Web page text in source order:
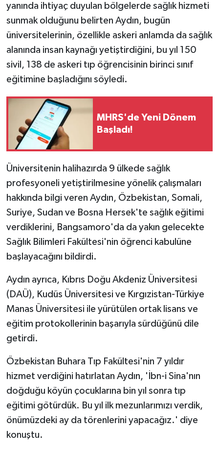
yanında ihtiyaç duyulan bölgelerde sağlık hizmeti
sunmak olduğunu belirten Aydın, bugün
üniversitelerinin, özellikle askeri anlamda da sağlık
alanında insan kaynağı yetiştirdiğini, bu yıl 150
sivil, 138 de askeri tıp öğrencisinin birinci sınıf
eğitimine başladığını söyledi.
MHRS'de Yeni Dönem
Başladı!
Üniversitenin halihazırda 9 ülkede sağlık
profesyoneli yetiştirilmesine yönelik çalışmaları
hakkında bilgi veren Aydın, Özbekistan, Somali,
Suriye, Sudan ve Bosna Hersek'te sağlık eğitimi
verdiklerini, Bangsamoro'da da yakın gelecekte
Sağlık Bilimleri Fakültesi'nin öğrenci kabulüne
başlayacağını bildirdi.
Aydın ayrıca, Kıbrıs Doğu Akdeniz Üniversitesi
(DAÜ), Kudüs Üniversitesi ve Kırgızistan-Türkiye
Manas Üniversitesi ile yürütülen ortak lisans ve
eğitim protokollerinin başarıyla sürdüğünü dile
getirdi.
Özbekistan Buhara Tıp Fakültesi'nin 7 yıldır
hizmet verdiğini hatırlatan Aydın, 'İbn-i Sina'nın
doğduğu köyün çocuklarına bin yıl sonra tıp
eğitimi götürdük. Bu yıl ilk mezunlarımızı verdik,
önümüzdeki ay da törenlerini yapacağız.' diye
konuştu.